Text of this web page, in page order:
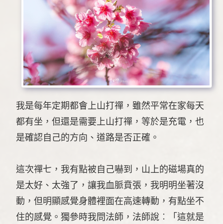
我是每年定期都會上山打禪，雖然平常在家每天
都有坐，但還是需要上山打禪，等於是充電，也
是確認自己的方向、道路是否正確。
這次禪七，我有點被自己嚇到，山上的磁場真的
是太好、太強了，讓我血脈賁張，我明明坐著沒
動，但明顯感覺身體裡面在高速轉動，有點坐不
住的感覺。獨參時我問法師，法師說︰「這就是